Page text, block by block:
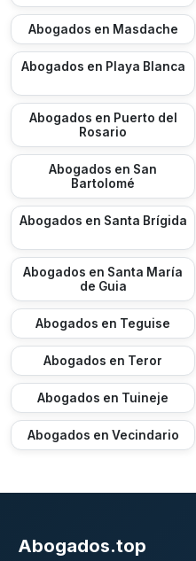
Abogados en Masdache
Abogados en Playa Blanca
Abogados en Puerto del
Rosario
Abogados en San
Bartolomé
Abogados en Santa Brígida
Abogados en Santa María
de Guia
Abogados en Teguise
Abogados en Teror
Abogados en Tuineje
Abogados en Vecindario
Abogados.top